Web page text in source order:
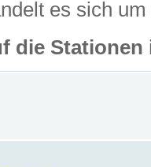
es sich
die Stationen